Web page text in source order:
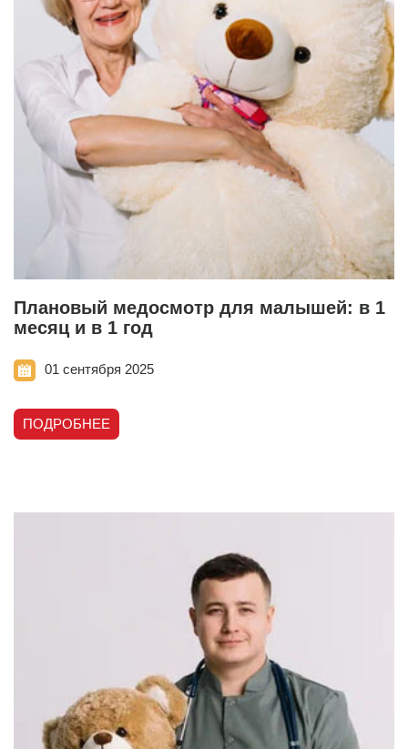
Плановый медосмотр для малышей: в 1
месяц и в 1 год
01 сентября 2025
ПОДРОБНЕЕ